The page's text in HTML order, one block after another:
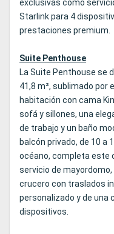
exclusivas como
Starlink para 4
prestaciones premium.
Suite Penthouse
La Suite Penthouse se
41,8 m², sublimado por
habitación con cama
sofá y sillones, una
de trabajo y un baño
balcón privado, de 10 a
océano, completa este
servicio de
crucero con traslados
personalizado y de una
dispositivos.